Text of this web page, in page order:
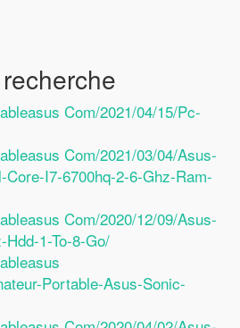
Com/2021/04/15/pc-
Com/2021/03/04/asus-
I7-6700hq-2-6-Ghz-Ram-
Com/2020/12/09/asus-
1-To-8-Go/
Portable-Asus-Sonic-